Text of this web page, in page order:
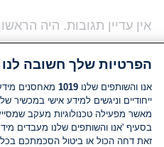
אין עדיין תגובות. היה
הוסף תגובה
הפרטיות שלך חשובה לנו
אנו והשותפים שלנו1019 מאחסנים
ייחודיים וניגשים למידע אישי
מאשר מפעילה טכנולוגיות מעקב
בסעיף 'אנו והשותפים שלנו מעבדים
זאת דחה הכול או ביטול הסכמתכם